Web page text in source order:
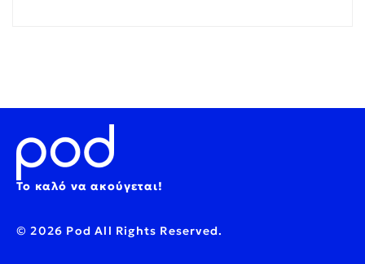
Το καλό να ακούγεται!
© 2026 Pod All Rights Reserved.